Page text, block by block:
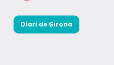
Diari de Girona